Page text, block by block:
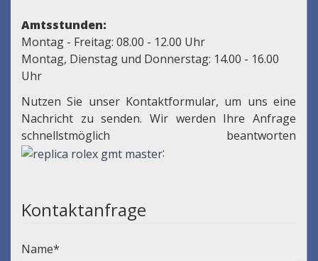
Amtsstunden:
Montag - Freitag: 08.00 - 12.00 Uhr
Montag, Dienstag und Donnerstag: 14.00 - 16.00
Uhr
Nutzen Sie unser Kontaktformular, um uns eine
Nachricht zu senden. Wir werden Ihre Anfrage
schnellstmöglich beantworten
:
Kontaktanfrage
Name*